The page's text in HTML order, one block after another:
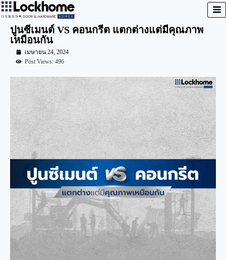
ปูนซีเมนต์ VS คอนกรีต แตกต่างแต่มีคุณภาพ
เหมือนกัน
เมษายน 24, 2024
Post Views: 496